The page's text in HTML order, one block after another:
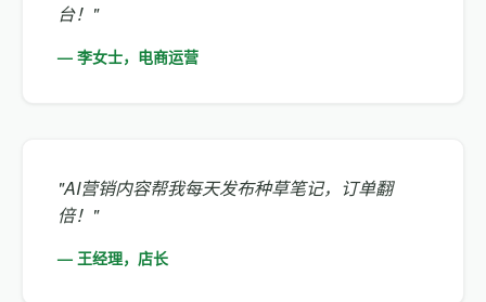
台！"
— 李女士，电商运营
"AI营销内容帮我每天发布种草笔记，订单翻
倍！"
— 王经理，店长